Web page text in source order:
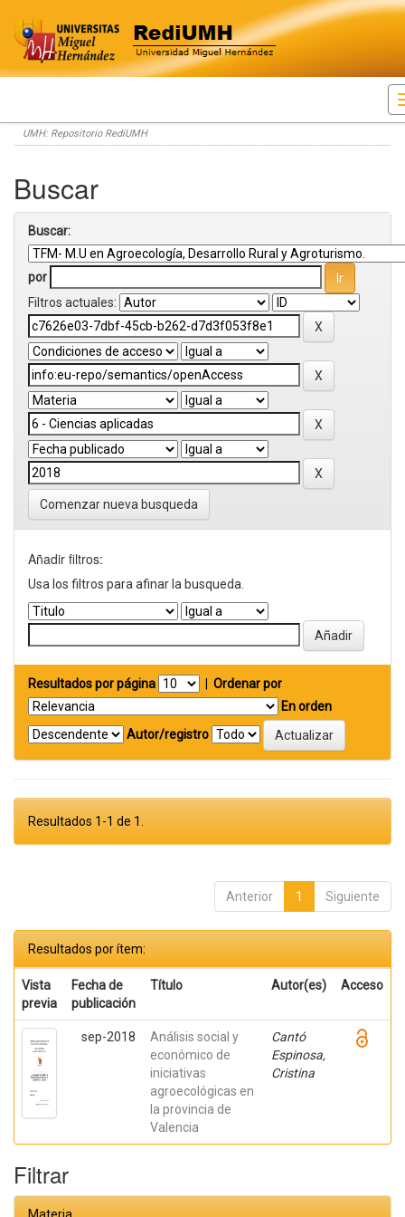
Skip
navigation
UMH: Repositorio RediUMH
Buscar
Buscar:
por
Filtros actuales:
Comenzar nueva busqueda
Añadir filtros:
Usa los filtros para afinar la busqueda.
Resultados por página
Ordenar por
En orden
Autor/registro
Resultados 1-1 de 1.
Anterior 1 Siguiente
Resultados por ítem:
Vista
previa
Fecha de
publicación
Título Autor(es) Acceso
sep-2018
Análisis social y
económico de
iniciativas
agroecológicas en
la provincia de
Valencia
Cantó
Espinosa,
Cristina
Filtrar